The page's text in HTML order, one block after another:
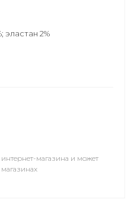
эластан 2%
магазина и может